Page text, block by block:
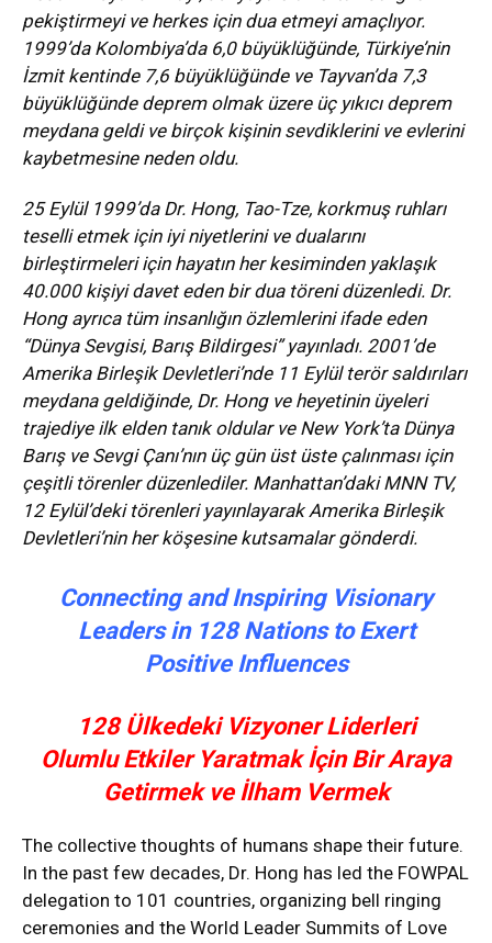
pekiştirmeyi ve herkes için dua etmeyi amaçlıyor.
1999’da Kolombiya’da 6,0 büyüklüğünde, Türkiye’nin
İzmit kentinde 7,6 büyüklüğünde ve Tayvan’da 7,3
büyüklüğünde deprem olmak üzere üç yıkıcı deprem
meydana geldi ve birçok kişinin sevdiklerini ve evlerini
kaybetmesine neden oldu.
25 Eylül 1999’da Dr. Hong, Tao-Tze, korkmuş ruhları
teselli etmek için iyi niyetlerini ve dualarını
birleştirmeleri için hayatın her kesiminden yaklaşık
40.000 kişiyi davet eden bir dua töreni düzenledi. Dr.
Hong ayrıca tüm insanlığın özlemlerini ifade eden
“Dünya Sevgisi, Barış Bildirgesi” yayınladı. 2001’de
Amerika Birleşik Devletleri’nde 11 Eylül terör saldırıları
meydana geldiğinde, Dr. Hong ve heyetinin üyeleri
trajediye ilk elden tanık oldular ve New York’ta Dünya
Barış ve Sevgi Çanı’nın üç gün üst üste çalınması için
çeşitli törenler düzenlediler. Manhattan’daki MNN TV,
12 Eylül’deki törenleri yayınlayarak Amerika Birleşik
Devletleri’nin her köşesine kutsamalar gönderdi.
Connecting and Inspiring Visionary
Leaders in 128 Nations to Exert
Positive Influences
128 Ülkedeki Vizyoner Liderleri
Olumlu Etkiler Yaratmak İçin Bir Araya
Getirmek ve İlham Vermek
The collective thoughts of humans shape their future.
In the past few decades, Dr. Hong has led the FOWPAL
delegation to 101 countries, organizing bell ringing
ceremonies and the World Leader Summits of Love